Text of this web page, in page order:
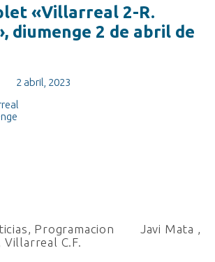
«Villarreal 2-R.
diumenge 2 de abril de
2 abril, 2023
, Programacion Javi Mata ,
Villarreal C.F.